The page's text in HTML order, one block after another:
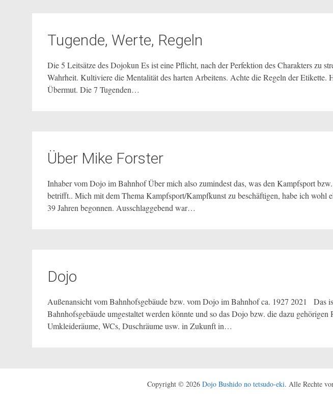
Tugende, Werte, Regeln
Die 5 Leitsätze des Dojokun Es ist eine Pflicht, nach der Perfektion des Charakters zu
Wahrheit. Kultiviere die Mentalität des harten Arbeitens. Achte die Regeln der Etikette.
Übermut. Die 7 Tugenden…
Über Mike Forster
Inhaber vom Dojo im Bahnhof Über mich also zumindest das, was den Kampfsport
betrifft.. Mich mit dem Thema Kampfsport/Kampfkunst zu beschäftigen, habe ich wohl
39 Jahren begonnen. Ausschlaggebend war…
Dojo
Außenansicht vom Bahnhofsgebäude bzw. vom Dojo im Bahnhof ca. 1927 2021 Das
Bahnhofsgebäude umgestaltet werden könnte und so das Dojo bzw. die dazu
Umkleideräume, WCs, Duschräume usw. in Zukunft in…
Copyright © 2026 Dojo Bushido no tetsudo-eki. Alle Rechte